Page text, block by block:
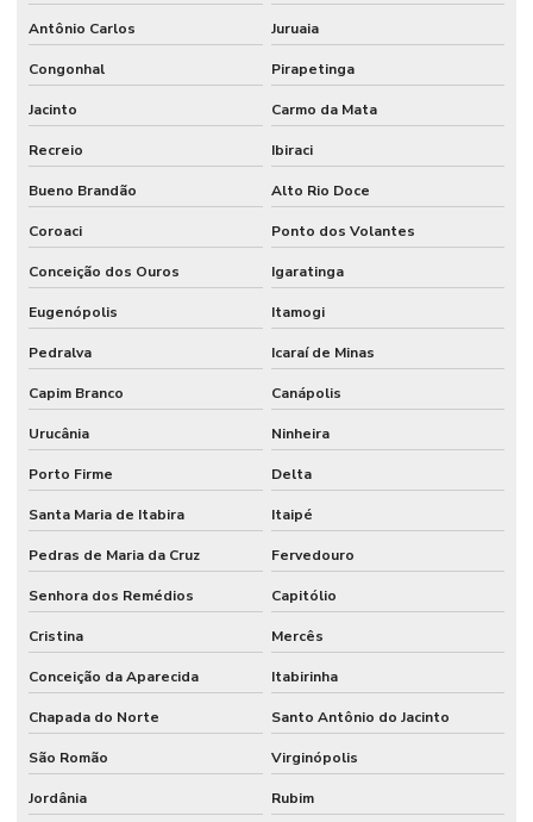
Antônio Carlos Juruaia
Congonhal Pirapetinga
Jacinto Carmo da Mata
Recreio Ibiraci
Bueno Brandão Alto Rio Doce
Coroaci Ponto dos Volantes
Conceição dos Ouros Igaratinga
Eugenópolis Itamogi
Pedralva Icaraí de Minas
Capim Branco Canápolis
Urucânia Ninheira
Porto Firme Delta
Santa Maria de Itabira Itaipé
Pedras de Maria da Cruz Fervedouro
Senhora dos Remédios Capitólio
Cristina Mercês
Conceição da Aparecida Itabirinha
Chapada do Norte Santo Antônio do Jacinto
São Romão Virginópolis
Jordânia Rubim